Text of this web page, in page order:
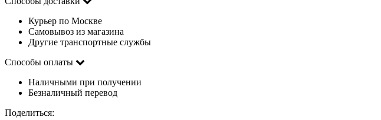
Курьер по Москве
Самовывоз из магазина
Другие транспортные службы
Способы оплаты
Наличными при получении
Безналичный перевод
Поделиться: